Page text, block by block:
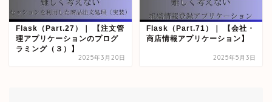
Flask（Part.27）｜ 【注文管
理アプリケーションのプログ
ラミング（３）】
2025年3月20日
Flask（Part.71）｜ 【会社・
商店情報アプリケーション】
2025年5月3日